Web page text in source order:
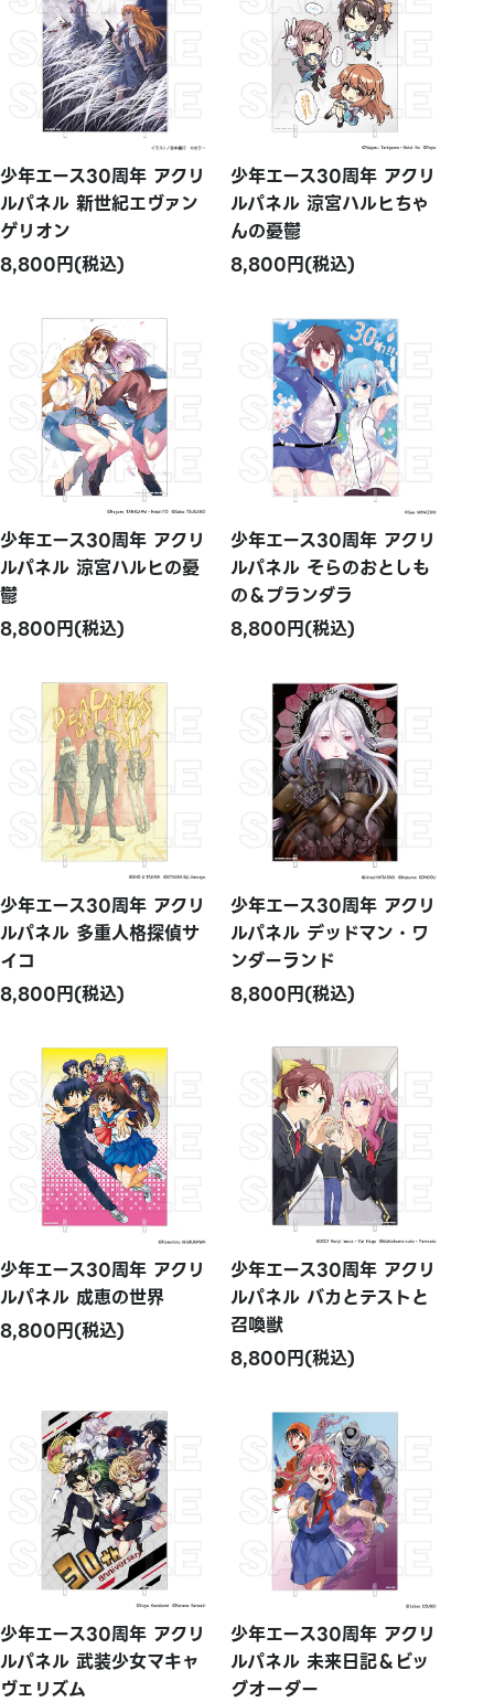
少年エース30周年 アクリ
ルパネル 新世紀エヴァン
ゲリオン
8,800円(税込)
少年エース30周年 アクリ
ルパネル 涼宮ハルヒちゃ
んの憂鬱
8,800円(税込)
少年エース30周年 アクリ
ルパネル 涼宮ハルヒの憂
鬱
8,800円(税込)
少年エース30周年 アクリ
ルパネル そらのおとしも
の＆プランダラ
8,800円(税込)
少年エース30周年 アクリ
ルパネル 多重人格探偵サ
イコ
8,800円(税込)
少年エース30周年 アクリ
ルパネル デッドマン・ワ
ンダーランド
8,800円(税込)
少年エース30周年 アクリ
ルパネル 成恵の世界
8,800円(税込)
少年エース30周年 アクリ
ルパネル バカとテストと
召喚獣
8,800円(税込)
少年エース30周年 アクリ
ルパネル 武装少女マキャ
ヴェリズム
少年エース30周年 アクリ
ルパネル 未来日記＆ビッ
グオーダー